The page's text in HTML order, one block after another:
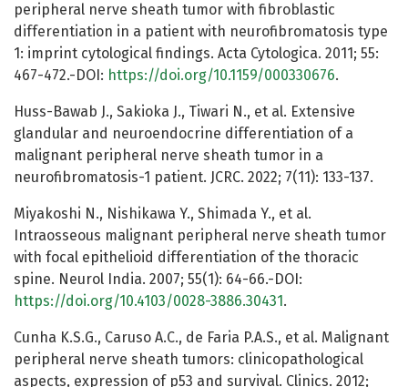
peripheral nerve sheath tumor with fibroblastic
differentiation in a patient with neurofibromatosis type
1: imprint cytological findings. Acta Cytologica. 2011; 55:
467-472.-DOI: https://doi.org/10.1159/000330676.
Huss-Bawab J., Sakioka J., Tiwari N., et al. Extensive
glandular and neuroendocrine differentiation of a
malignant peripheral nerve sheath tumor in a
neurofibromatosis-1 patient. JCRC. 2022; 7(11): 133-137.
Miyakoshi N., Nishikawa Y., Shimada Y., et al.
Intraosseous malignant peripheral nerve sheath tumor
with focal epithelioid diffеrеntiation of the thoracic
spine. Neurol India. 2007; 55(1): 64-66.-DOI:
https://doi.org/10.4103/0028-3886.30431 .
Cunha K.S.G., Caruso A.C., de Faria P.A.S., et al. Malignant
peripheral nerve sheath tumors: clinicopathological
aspects, expression of p53 and survival. Clinics. 2012;